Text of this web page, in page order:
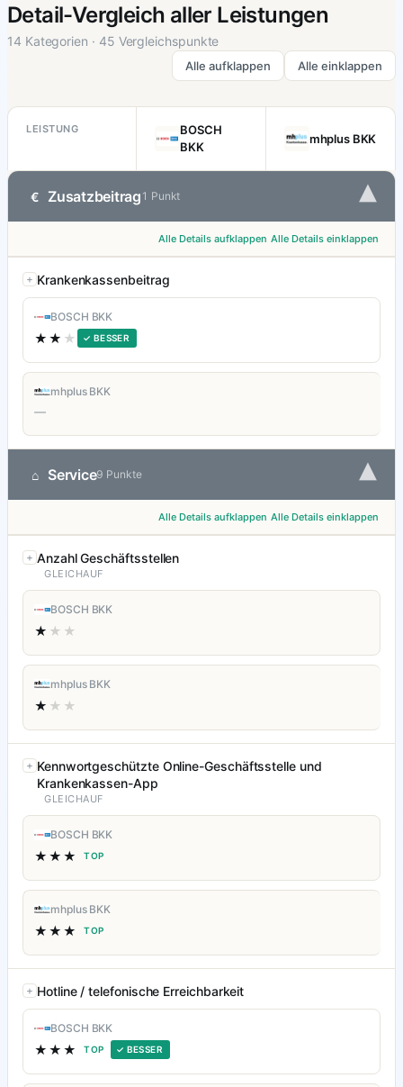
Detail-Vergleich aller Leistungen
14 Kategorien · 45 Vergleichspunkte
Alle aufklappen Alle einklappen
LEISTUNG
BOSCH
BKK
mhplus BKK
€ Zusatzbeitrag 1 Punkt ▾
Alle Details aufklappen Alle Details einklappen
Krankenkassenbeitrag
BOSCH BKK
★★ ★ ✓ BESSER
mhplus BKK
—
⌂ Service9 Punkte ▾
Alle Details aufklappen Alle Details einklappen
Anzahl Geschäftsstellen
GLEICHAUF
BOSCH BKK
★ ★★
mhplus BKK
★ ★★
Kennwortgeschützte Online-Geschäftsstelle und
Krankenkassen-App
GLEICHAUF
BOSCH BKK
★★★ TOP
mhplus BKK
★★★ TOP
Hotline / telefonische Erreichbarkeit
BOSCH BKK
★★★ TOP ✓ BESSER